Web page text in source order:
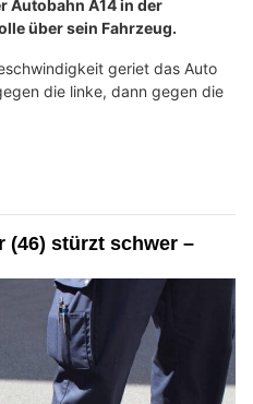
Autobahn A14 in der
über sein Fahrzeug.
geriet das Auto
die linke, dann gegen die
(46) stürzt schwer –